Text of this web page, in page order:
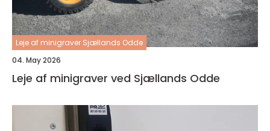
Leje af minigraver Sjællands Odde
04. May 2026
Leje af minigraver ved Sjællands Odde